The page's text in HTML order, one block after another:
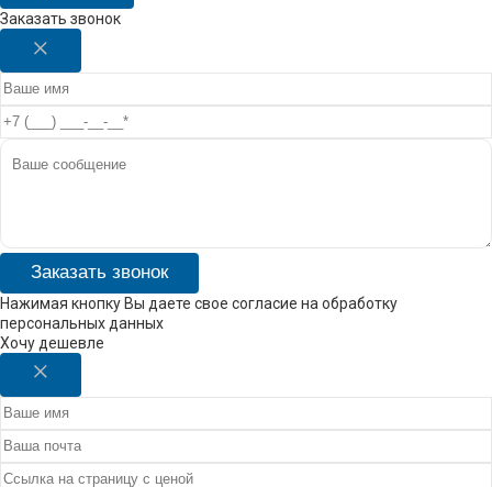
Заказать звонок
Заказать звонок
Нажимая кнопку Вы даете свое согласие на обработку
персональных данных
Хочу дешевле